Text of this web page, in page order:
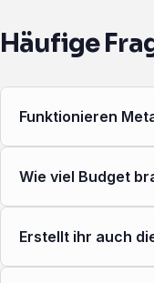
Häufige
Funktionieren
Wie viel Budget
Erstellt ihr auch